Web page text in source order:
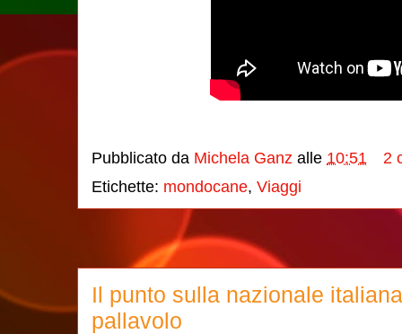
Pubblicato da Michela Ganz alle 10:51
2
Etichette: mondocane, Viaggi
Il punto sulla nazionale
pallavolo